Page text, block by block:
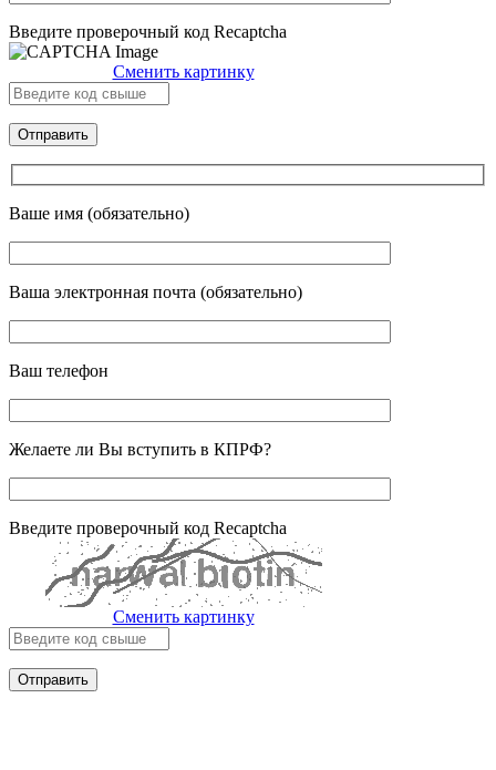
Введите проверочный код Recaptcha
Сменить картинку
Ваше имя (обязательно)
Ваша электронная почта (обязательно)
Ваш телефон
Желаете ли Вы вступить в КПРФ?
Введите проверочный код Recaptcha
Сменить картинку